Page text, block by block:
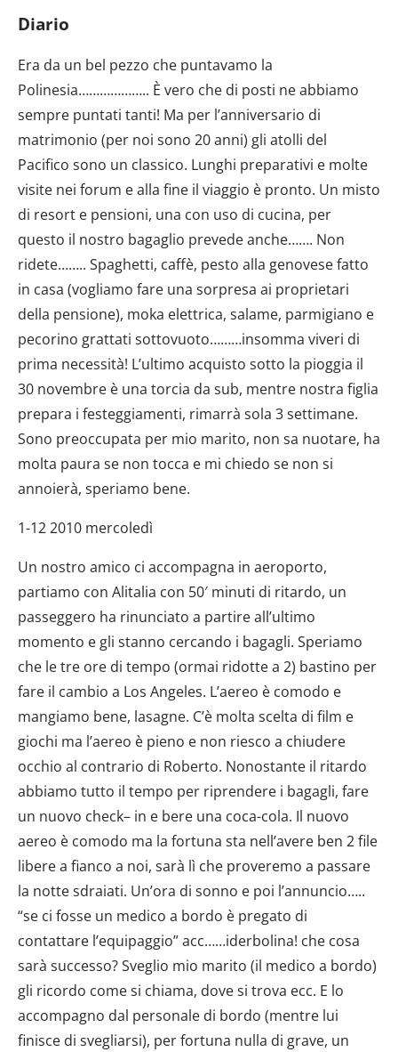
Diario
Era da un bel pezzo che puntavamo la
Polinesia……………….. È vero che di posti ne abbiamo
sempre puntati tanti! Ma per l’anniversario di
matrimonio (per noi sono 20 anni) gli atolli del
Pacifico sono un classico. Lunghi preparativi e molte
visite nei forum e alla fine il viaggio è pronto. Un misto
di resort e pensioni, una con uso di cucina, per
questo il nostro bagaglio prevede anche……. Non
ridete…….. Spaghetti, caffè, pesto alla genovese fatto
in casa (vogliamo fare una sorpresa ai proprietari
della pensione), moka elettrica, salame, parmigiano e
pecorino grattati sottovuoto………insomma viveri di
prima necessità! L’ultimo acquisto sotto la pioggia il
30 novembre è una torcia da sub, mentre nostra figlia
prepara i festeggiamenti, rimarrà sola 3 settimane.
Sono preoccupata per mio marito, non sa nuotare, ha
molta paura se non tocca e mi chiedo se non si
annoierà, speriamo bene.
1-12 2010 mercoledì
Un nostro amico ci accompagna in aeroporto,
partiamo con Alitalia con 50′ minuti di ritardo, un
passeggero ha rinunciato a partire all’ultimo
momento e gli stanno cercando i bagagli. Speriamo
che le tre ore di tempo (ormai ridotte a 2) bastino per
fare il cambio a Los Angeles. L’aereo è comodo e
mangiamo bene, lasagne. C’è molta scelta di film e
giochi ma l’aereo è pieno e non riesco a chiudere
occhio al contrario di Roberto. Nonostante il ritardo
abbiamo tutto il tempo per riprendere i bagagli, fare
un nuovo check– in e bere una coca-cola. Il nuovo
aereo è comodo ma la fortuna sta nell’avere ben 2 file
libere a fianco a noi, sarà lì che proveremo a passare
la notte sdraiati. Un’ora di sonno e poi l’annuncio…..
“se ci fosse un medico a bordo è pregato di
contattare l’equipaggio” acc……iderbolina! che cosa
sarà successo? Sveglio mio marito (il medico a bordo)
gli ricordo come si chiama, dove si trova ecc. E lo
accompagno dal personale di bordo (mentre lui
finisce di svegliarsi), per fortuna nulla di grave, un